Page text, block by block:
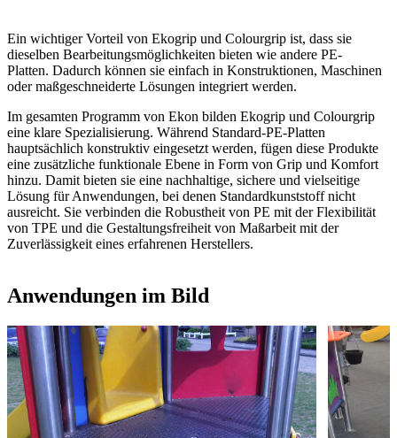
Ein wichtiger Vorteil von Ekogrip und Colourgrip ist, dass sie
dieselben Bearbeitungsmöglichkeiten bieten wie andere PE-
Platten. Dadurch können sie einfach in Konstruktionen, Maschinen
oder maßgeschneiderte Lösungen integriert werden.
Im gesamten Programm von Ekon bilden Ekogrip und Colourgrip
eine klare Spezialisierung. Während Standard-PE-Platten
hauptsächlich konstruktiv eingesetzt werden, fügen diese Produkte
eine zusätzliche funktionale Ebene in Form von Grip und Komfort
hinzu. Damit bieten sie eine nachhaltige, sichere und vielseitige
Lösung für Anwendungen, bei denen Standardkunststoff nicht
ausreicht. Sie verbinden die Robustheit von PE mit der Flexibilität
von TPE und die Gestaltungsfreiheit von Maßarbeit mit der
Zuverlässigkeit eines erfahrenen Herstellers.
Anwendungen im Bild